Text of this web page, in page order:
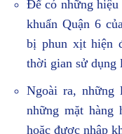
Để có những
khuẩn Quận 6
bị phun xịt hiện
thời gian sử dụng
Ngoài ra, những
những mặt hàng
hoặc được nhập